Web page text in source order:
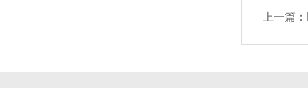
上一篇：